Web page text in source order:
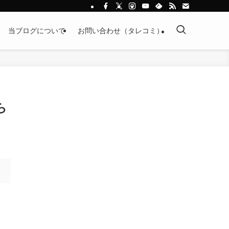
当ブログについて お問い合わせ（タレコミ）